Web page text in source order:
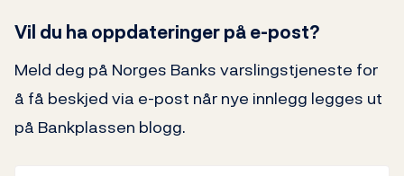
Vil du ha oppdateringer på e-post?
Meld deg på Norges Banks varslingstjeneste for
å få beskjed via e-post når nye innlegg legges ut
på Bankplassen blogg.